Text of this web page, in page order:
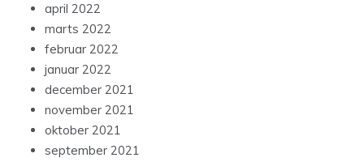
april 2022
marts 2022
februar 2022
januar 2022
december 2021
november 2021
oktober 2021
september 2021